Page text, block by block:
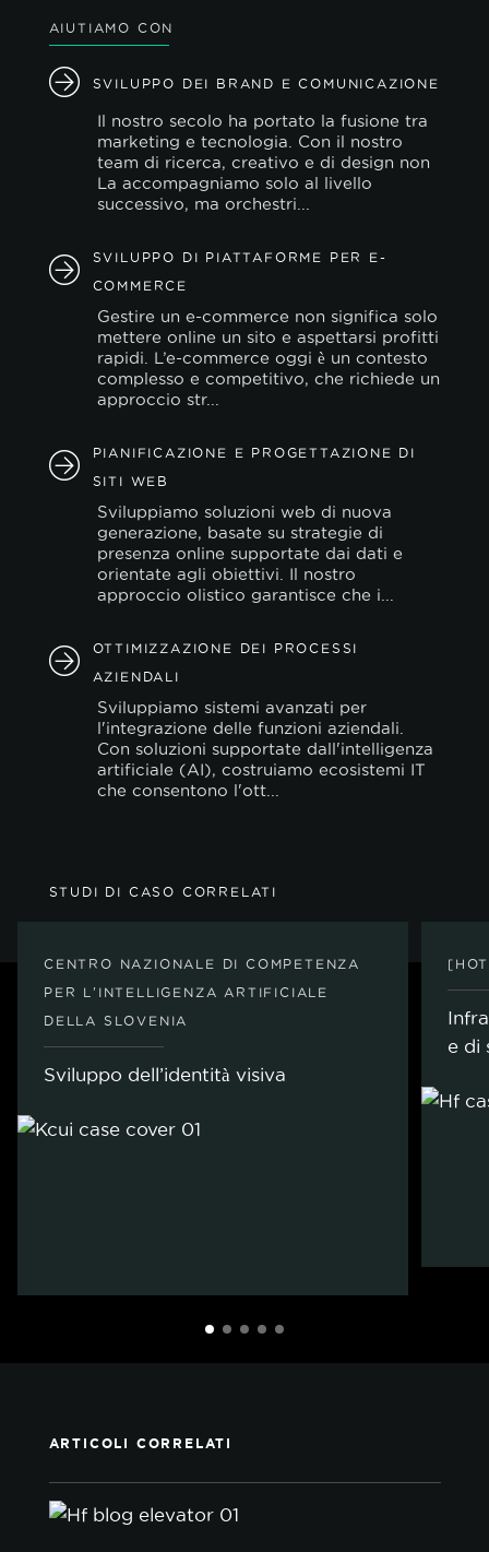
AIUTIAMO CON
SVILUPPO DEI BRAND E COMUNICAZIONE
Il nostro secolo ha portato la fusione tra
marketing e tecnologia. Con il nostro
team di ricerca, creativo e di design non
La accompagniamo solo al livello
successivo, ma orchestri...
SVILUPPO DI PIATTAFORME PER E-
COMMERCE
Gestire un e-commerce non significa solo
mettere online un sito e aspettarsi profitti
rapidi. L’e-commerce oggi è un contesto
complesso e competitivo, che richiede un
approccio str...
PIANIFICAZIONE E PROGETTAZIONE DI
SITI WEB
Sviluppiamo soluzioni web di nuova
generazione, basate su strategie di
presenza online supportate dai dati e
orientate agli obiettivi. Il nostro
approccio olistico garantisce che i...
OTTIMIZZAZIONE DEI PROCESSI
AZIENDALI
Sviluppiamo sistemi avanzati per
l'integrazione delle funzioni aziendali.
Con soluzioni supportate dall'intelligenza
artificiale (AI), costruiamo ecosistemi IT
che consentono l'ott...
STUDI DI CASO CORRELATI
CENTRO NAZIONALE DI COMPETENZA
PER L'INTELLIGENZA ARTIFICIALE
DELLA SLOVENIA
Sviluppo dell’identità visiva
e di
ARTICOLI CORRELATI
politica sui
cookie.
ACCETTA TUTTI
PERSONALIZZA